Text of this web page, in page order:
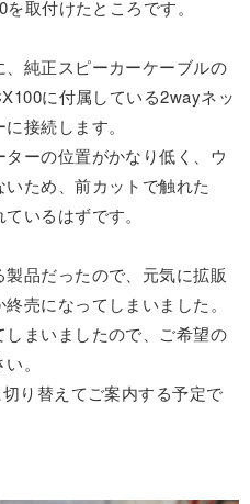
取付けたところです。
、純正スピーカーケーブルの
に付属している2wayネッ
接続します。
ーの位置がかなり低く、ウ
ため、前カットで触れた
いるはずです。
品だったので、元気に拡販
売になってしまいました。
まいましたので、ご希望の
。
り替えてご案内する予定で